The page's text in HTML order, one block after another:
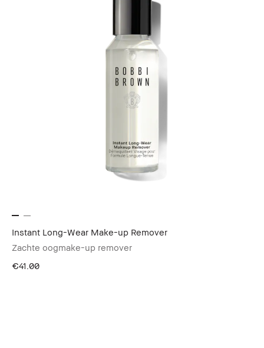
Instant Long-Wear Make-up Remover
Zachte oogmake-up remover
€41.00